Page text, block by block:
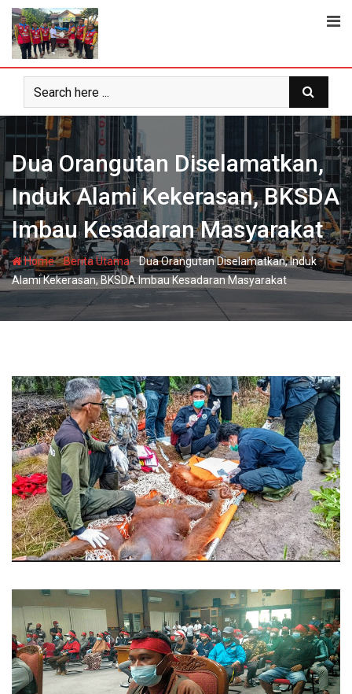
Skip
content
Dua Orangutan Diselamatkan,
Induk Alami Kekerasan, BKSDA
Imbau Kesadaran Masyarakat
Home-Berita Utama-Dua Orangutan Diselamatkan, Induk
Alami Kekerasan, BKSDA Imbau Kesadaran Masyarakat